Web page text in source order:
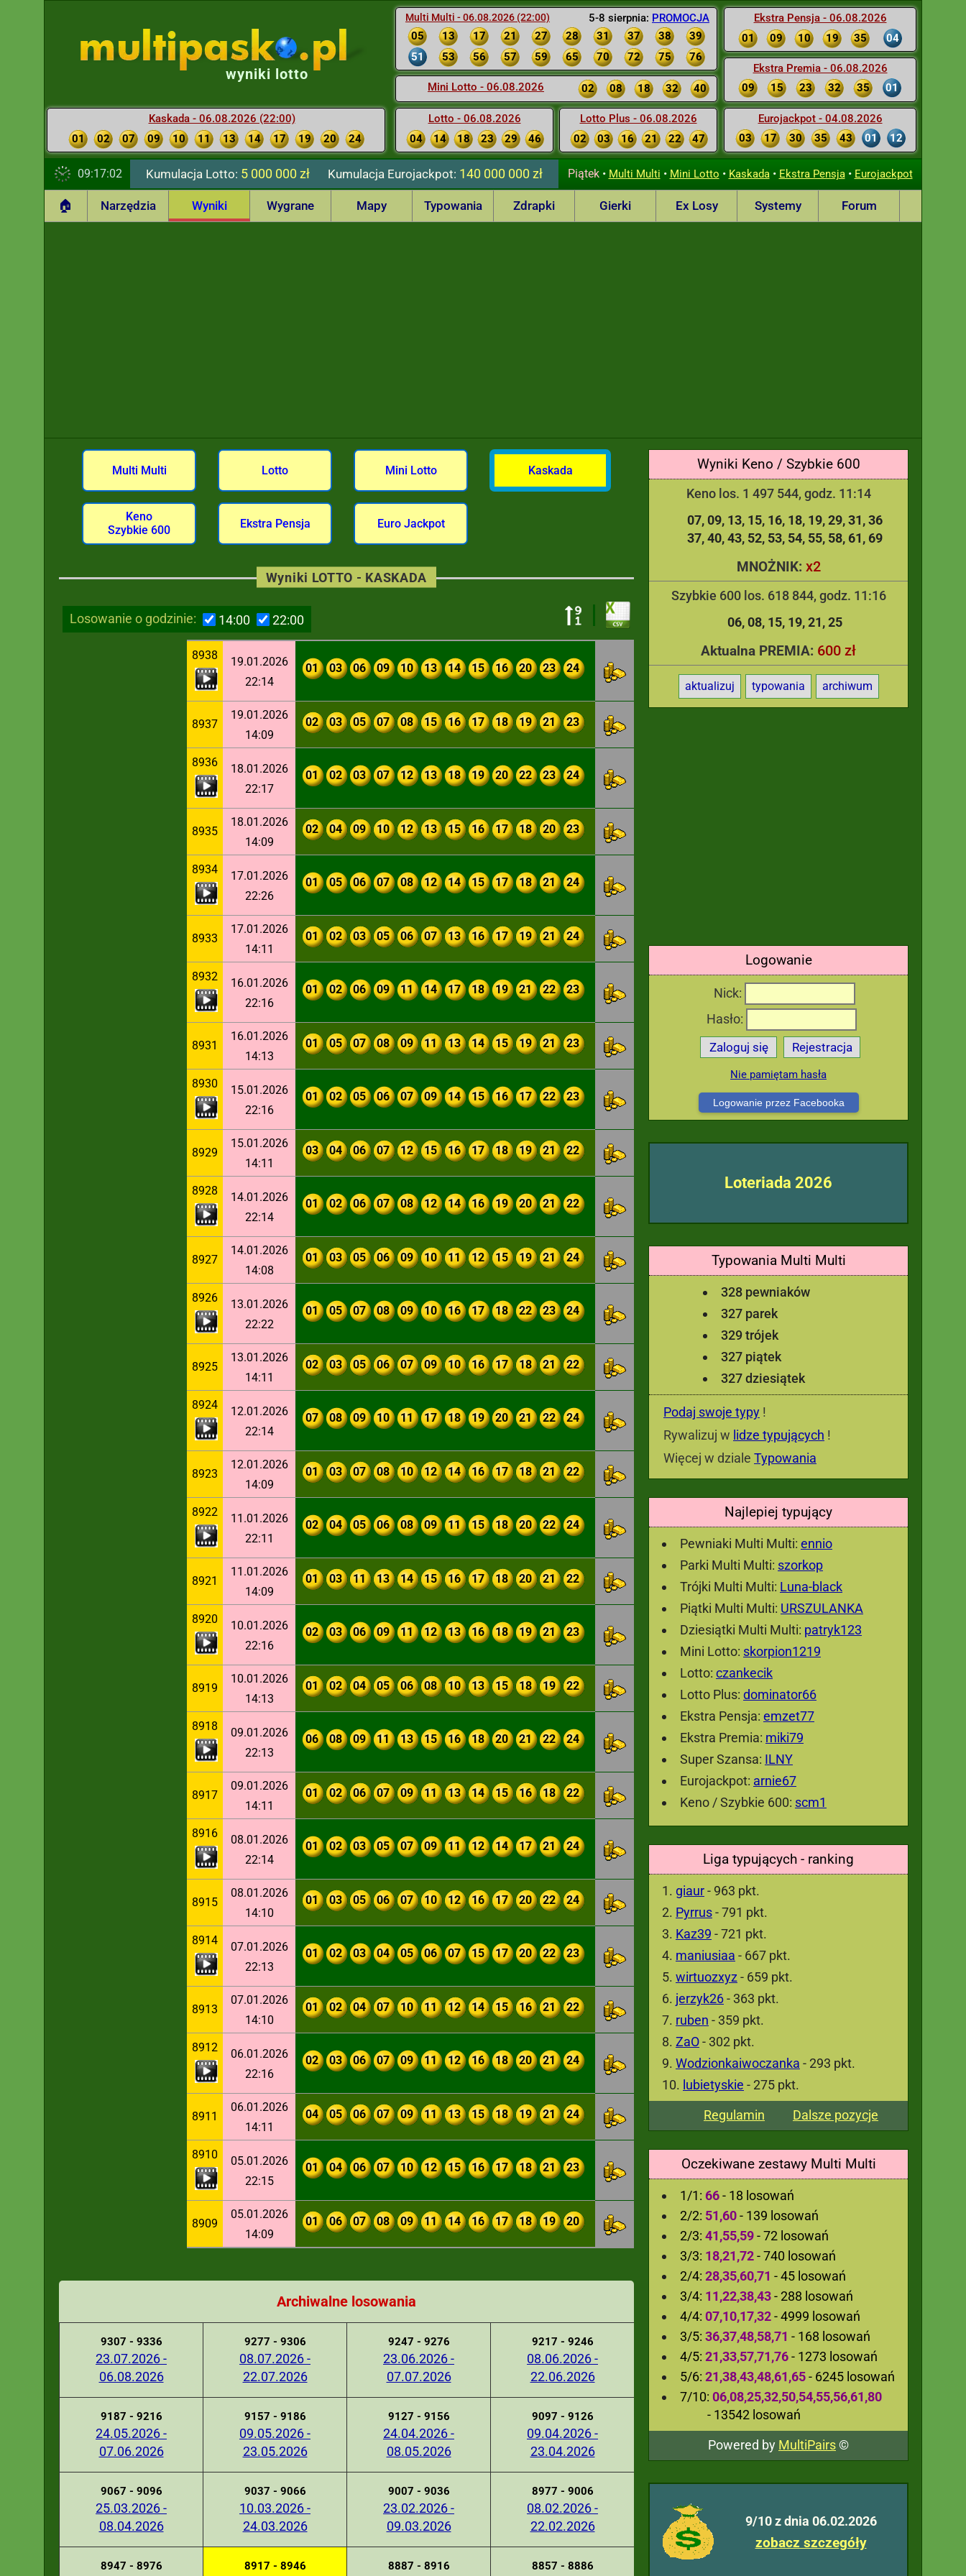
5-8 sierpnia: PROMOCJA
Multi Multi - 06.08.2026 (22:00)
05 13 17 21 27 28 31 37 38
39
51
53 56 57 59 65 70 72 75 76
Mini Lotto - 06.08.2026 02 08 18 32 40
Lotto - 06.08.2026
04
14 18 23 29 46
Lotto Plus - 06.08.2026
02
03 16 21 22 47
Ekstra Pensja - 06.08.2026
01
09 10 19 35 04
Ekstra Premia - 06.08.2026
09
15 23 32 35 01
Eurojackpot - 04.08.2026
03
17 30 35 43 01 12
wyniki lotto
Kaskada - 06.08.2026 (22:00)
01
02 07 09 10 11 13 14 17 19 20 24
09:17:03 Kumulacja Lotto: 5 000 000 zł KumulacjaEurojackpot: 140 000 000 zł Piątek• Multi Multi • Mini Lotto • Kaskada• Ekstra Pensja• Eurojackpot
🏠 Narzędzia Wyniki Wygrane Mapy Typowania Zdrapki Gierki Ex Losy Systemy Forum
Wyniki Keno / Szybkie 600
Keno los. 1 497 544, godz. 11:14
07 09 13 15 16 18 19 29 31 36
37 40 43 52 53 54 55 58 61 69
MNOŻNIK: x2
Szybkie 600 los. 618 844, godz. 11:16
06 08 15 19 21 25
Aktualna PREMIA: 600 zł
aktualizuj typowania archiwum
Logowanie
Nick:
Hasło:
Zaloguj się Rejestracja
Nie pamiętam hasła
Logowanie przez Facebooka
Loteriada 2026
Typowania Multi Multi
328 pewniaków
327 parek
329 trójek
327 piątek
327 dziesiątek
Podaj swoje typy !
Rywalizuj w lidze typujących !
Więcej w dziale Typowania
Najlepiej typujący
Pewniaki Multi Multi: ennio
Parki Multi Multi: szorkop
Trójki Multi Multi: Luna-black
Piątki Multi Multi: URSZULANKA
Dziesiątki Multi Multi: patryk123
Mini Lotto: skorpion1219
Lotto: czankecik
Lotto Plus: dominator66
Ekstra Pensja: emzet77
Ekstra Premia: miki79
Super Szansa: ILNY
Eurojackpot: arnie67
Keno / Szybkie 600: scm1
Liga typujących - ranking
giaur- 963 pkt.
Pyrrus- 791 pkt.
Kaz39 - 721 pkt.
maniusiaa - 667 pkt.
wirtuozxyz - 659 pkt.
jerzyk26- 363 pkt.
ruben - 359 pkt.
ZaO- 302 pkt.
Wodzionkaiwoczanka - 293 pkt.
lubietyskie - 275 pkt.
Regulamin
Dalsze pozycje
Oczekiwane zestawy Multi Multi
1/1: 66- 18 losowań
2/2: 51,60- 139 losowań
2/3: 41,55,59- 72 losowań
3/3: 18,21,72- 740 losowań
2/4: 28,35,60,71 - 45 losowań
3/4: 11,22,38,43- 288 losowań
4/4: 07,10,17,32- 4999 losowań
3/5: 36,37,48,58,71 - 168 losowań
4/5: 21,33,57,71,76- 1273 losowań
5/6: 21,38,43,48,61,65- 6245 losowań
7/10: 06,08,25,32,50,54,55,56,61,80
- 13542 losowań
Powered by MultiPairs©
9/10 z dnia 06.02.2026
zobacz szczegóły
Multi Multi Lotto Mini Lotto Kaskada
Keno
Szybkie 600
Ekstra Pensja Euro Jackpot
Losowanie o godzinie: 14:00 22:00
Wyniki LOTTO - KASKADA
8938
19.01.2026
22:14
01 03 06 09 10 13 14 15 16 20 23 24
8937
19.01.2026
14:09
02 03 05 07 08 15 16 17 18 19 21 23
8936
18.01.2026
22:17
01 02 03 07 12 13 18 19 20 22 23 24
8935
18.01.2026
14:09
02 04 09 10 12 13 15 16 17 18 20 23
8934
17.01.2026
22:26
01 05 06 07 08 12 14 15 17 18 21 24
8933
17.01.2026
14:11
01 02 03 05 06 07 13 16 17 19 21 24
8932
16.01.2026
22:16
01 02 06 09 11 14 17 18 19 21 22 23
8931
16.01.2026
14:13
01 05 07 08 09 11 13 14 15 19 21 23
8930
15.01.2026
22:16
01 02 05 06 07 09 14 15 16 17 22 23
8929
15.01.2026
14:11
03 04 06 07 12 15 16 17 18 19 21 22
8928
14.01.2026
22:14
01 02 06 07 08 12 14 16 19 20 21 22
8927
14.01.2026
14:08
01 03 05 06 09 10 11 12 15 19 21 24
8926
13.01.2026
22:22
01 05 07 08 09 10 16 17 18 22 23 24
8925
13.01.2026
14:11
02 03 05 06 07 09 10 16 17 18 21 22
8924
12.01.2026
22:14
07 08 09 10 11 17 18 19 20 21 22 24
8923
12.01.2026
14:09
01 03 07 08 10 12 14 16 17 18 21 22
8922
11.01.2026
22:11
02 04 05 06 08 09 11 15 18 20 22 24
8921
11.01.2026
14:09
01 03 11 13 14 15 16 17 18 20 21 22
8920
10.01.2026
22:16
02 03 06 09 11 12 13 16 18 19 21 23
8919
10.01.2026
14:13
01 02 04 05 06 08 10 13 15 18 19 22
8918
09.01.2026
22:13
06 08 09 11 13 15 16 18 20 21 22 24
8917
09.01.2026
14:11
01 02 06 07 09 11 13 14 15 16 18 22
8916
08.01.2026
22:14
01 02 03 05 07 09 11 12 14 17 21 24
8915
08.01.2026
14:10
01 03 05 06 07 10 12 16 17 20 22 24
8914
07.01.2026
22:13
01 02 03 04 05 06 07 15 17 20 22 23
8913
07.01.2026
14:10
01 02 04 07 10 11 12 14 15 16 21 22
8912
06.01.2026
22:16
02 03 06 07 09 11 12 16 18 20 21 24
8911
06.01.2026
14:11
04 05 06 07 09 11 13 15 18 19 21 24
8910
05.01.2026
22:15
01 04 06 07 10 12 15 16 17 18 21 23
8909
05.01.2026
14:09
01 06 07 08 09 11 14 16 17 18 19 20
Archiwalne losowania
9307 - 9336
23.07.2026 -
06.08.2026
9277 - 9306
08.07.2026 -
22.07.2026
9247 - 9276
23.06.2026 -
07.07.2026
9217 - 9246
08.06.2026 -
22.06.2026
9187 - 9216
24.05.2026 -
07.06.2026
9157 - 9186
09.05.2026 -
23.05.2026
9127 - 9156
24.04.2026 -
08.05.2026
9097 - 9126
09.04.2026 -
23.04.2026
9067 - 9096
25.03.2026 -
08.04.2026
9037 - 9066
10.03.2026 -
24.03.2026
9007 - 9036
23.02.2026 -
09.03.2026
8977 - 9006
08.02.2026 -
22.02.2026
8947 - 8976 8917 - 8946 8887 - 8916 8857 - 8886